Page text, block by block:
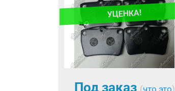
УЦЕНКА!
Под заказ (что это)